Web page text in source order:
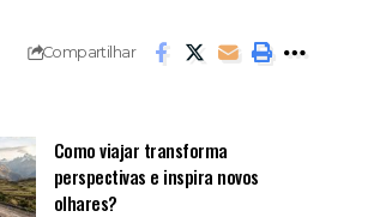
Compartilhar
Como viajar transforma
perspectivas e inspira novos
olhares?